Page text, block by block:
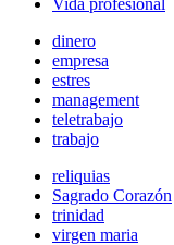
Vida profesional
dinero
empresa
estres
management
teletrabajo
trabajo
reliquias
Sagrado Corazón
trinidad
virgen maria